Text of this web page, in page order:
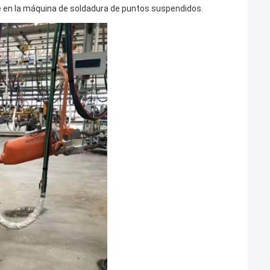
la máquina de soldadura de puntos suspendidos.